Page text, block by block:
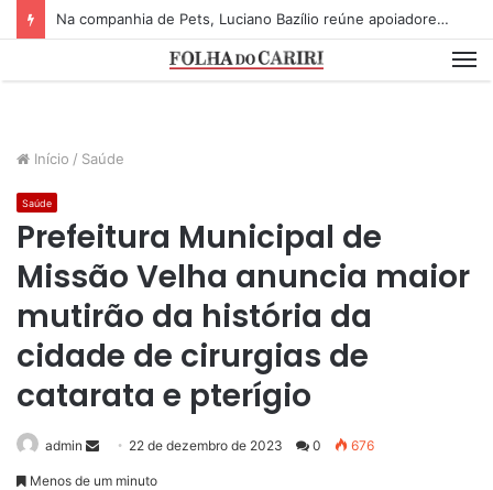
Na companhia de Pets, Luciano Bazílio reúne apoiadores e lideranças em lançamento de pré-candidatura a deputado estadual
Início / Saúde
Saúde
Prefeitura Municipal de
Missão Velha anuncia maior
mutirão da história da
cidade de cirurgias de
catarata e pterígio
admin 22 de dezembro de 2023 0 676
Menos de um minuto